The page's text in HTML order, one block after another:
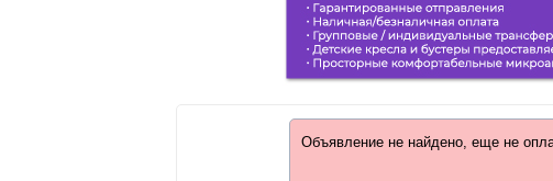
Объявление не найдено, еще не